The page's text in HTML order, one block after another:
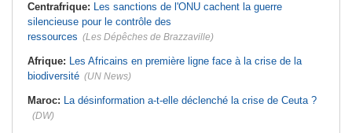
Centrafrique: Les sanctions de l'ONU cachent la guerre
silencieuse pour le contrôle des
ressources (Les Dépêches de Brazzaville)
Afrique: Les Africains en première ligne face à la crise de la
biodiversité (UN News)
Maroc: La désinformation a-t-elle déclenché la crise de Ceuta ?
(DW)